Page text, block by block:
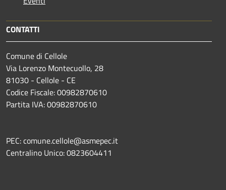
CONTATTI
Comune di Cellole
Via Lorenzo Montecuollo, 28
81030 - Cellole - CE
Codice Fiscale: 00982870610
Partita IVA: 00982870610
PEC: comune.cellole@asmepec.it
Centralino Unico: 0823604411